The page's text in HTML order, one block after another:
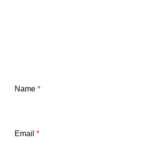
Name *
Email *